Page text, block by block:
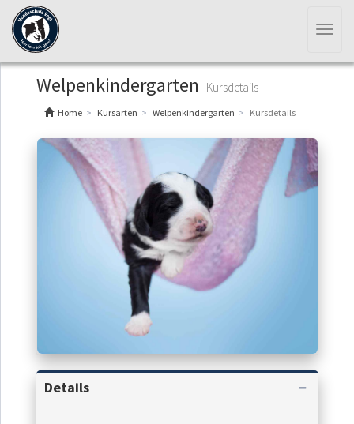
Welpenkindergarten Kursdetails
Home Kursarten Welpenkindergarten Kursdetails
Details